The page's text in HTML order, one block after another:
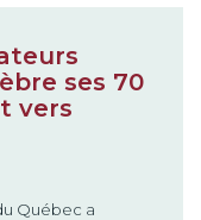
ses 70
vers
Québec a